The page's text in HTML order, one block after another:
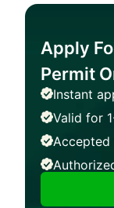
Apply
Permit
Instant
Valid for
Accepted